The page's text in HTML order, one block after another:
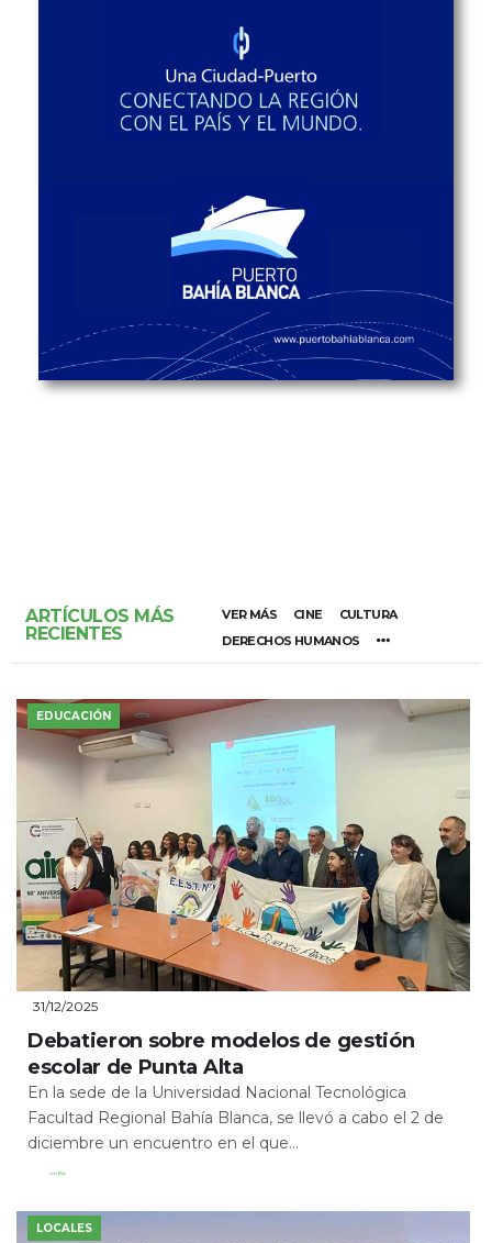
ARTÍCULOS MÁS
RECIENTES
VER MÁS CINE
CULTURA
DERECHOS HUMANOS
EDUCACIÓN
31/12/2025
Debatieron sobre modelos de gestión
escolar de Punta Alta
En la sede de la Universidad Nacional Tecnológica
Facultad Regional Bahía Blanca, se llevó a cabo el 2 de
diciembre un encuentro en el que...
Leer Más
LOCALES